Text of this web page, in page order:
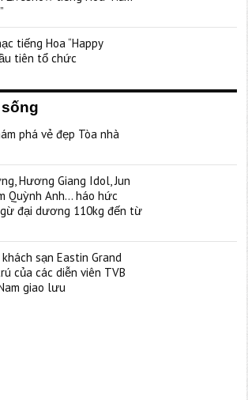
tiếng Hoa “Happy
tiên tổ chức
phá vẻ đẹp Tòa nhà
Hương Giang Idol, Jun
Quỳnh Anh… háo hức
đại dương 110kg đến từ
sạn Eastin Grand
của các diễn viên TVB
giao lưu